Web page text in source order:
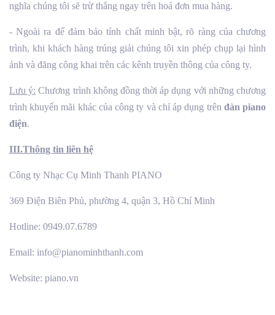
nghĩa chúng tôi sẽ trừ thẳng ngay trên hoá đơn mua hàng.
- Ngoài ra để đảm bảo tính chất minh bật, rõ ràng của chương
trình, khi khách hàng trúng giải chúng tôi xin phép chụp lại hình
ảnh và đăng công khai trên các kênh truyền thông của công ty.
Lưu ý: Chương trình không đồng thời áp dụng với những chương
trình khuyến mãi khác của công ty và chỉ áp dụng trên đàn piano
điện.
III.Thông tin liên hệ
Công ty Nhạc Cụ Minh Thanh PIANO
369 Điện Biên Phủ, phường 4, quận 3, Hồ Chí Minh
Hotline: 0949.07.6789
Email: info@pianominhthanh.com
Website: piano.vn